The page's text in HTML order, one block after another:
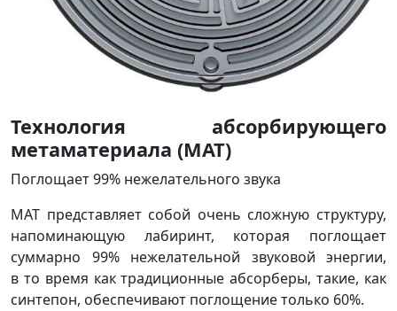
Технология абсорбирующего
метаматериала (MAT)
Поглощает 99% нежелательного звука
MAT представляет собой очень сложную структуру,
напоминающую лабиринт, которая поглощает
суммарно 99% нежелательной звуковой энергии,
в то время как традиционные абсорберы, такие, как
синтепон, обеспечивают поглощение только 60%.